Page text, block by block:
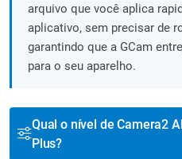
arquivo que você aplica
aplicativo, sem precisar de
garantindo que a GCam
para o seu aparelho.
Qual o nível de Camera2
Plus?